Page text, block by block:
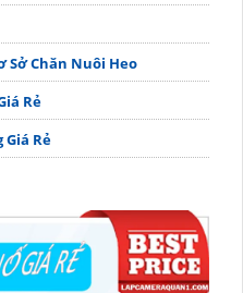
Sở Chăn Nuôi Heo
Rẻ
Giá Rẻ